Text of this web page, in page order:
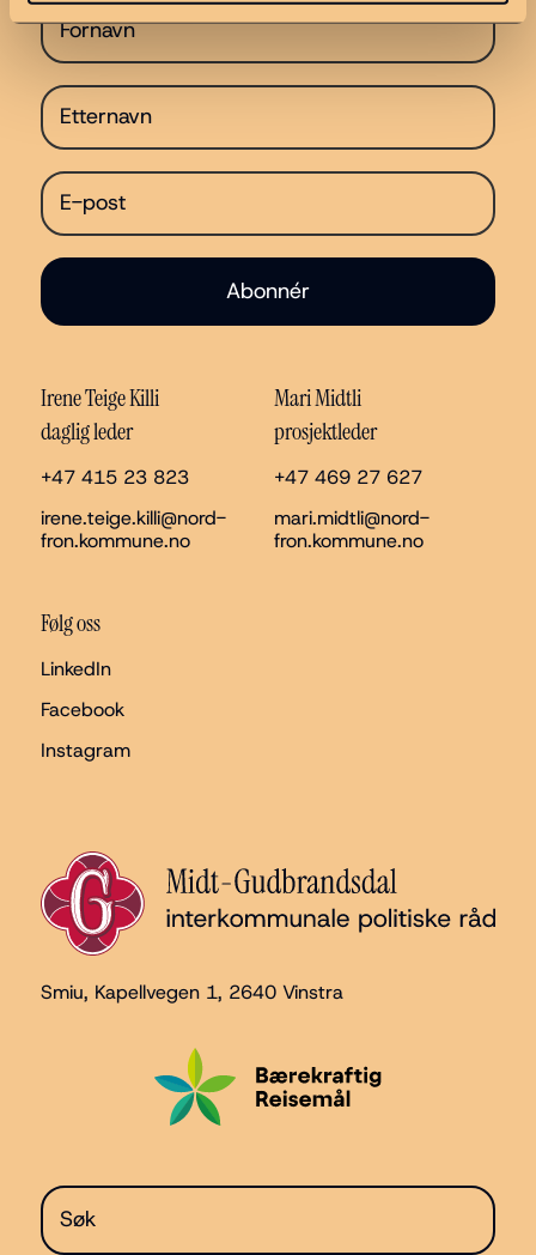
Abonnér
Irene Teige Killi
daglig leder
+47 415 23 823
irene.teige.killi@nord-
fron.kommune.no
Mari Midtli
prosjektleder
+47 469 27 627
mari.midtli@nord-
fron.kommune.no
Følg oss
LinkedIn
Facebook
Instagram
Smiu, Kapellvegen 1, 2640 Vinstra